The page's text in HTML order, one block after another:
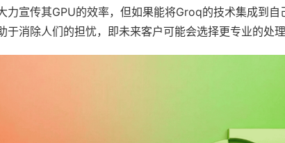
力宣传其GPU的效率，但如果能将Groq的技术集成到
于消除人们的担忧，即未来客户可能会选择更专业的处